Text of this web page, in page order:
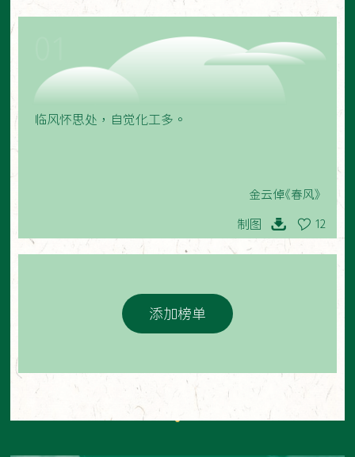
临风怀思处，自觉化工多。
金云倬《春风》
制图 12
添加榜单